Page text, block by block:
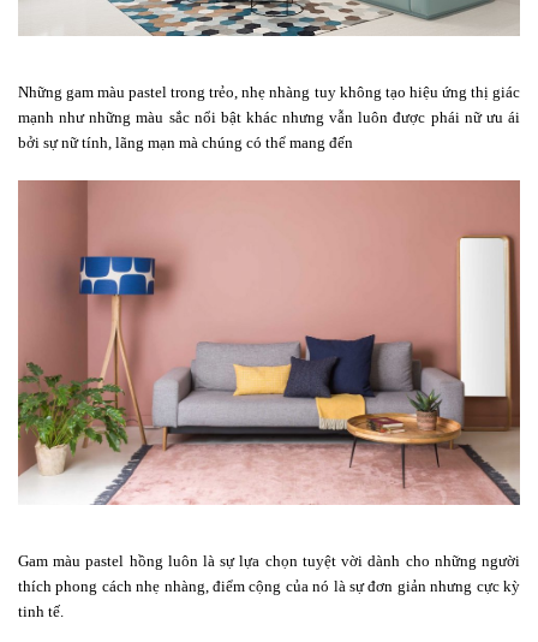
Những gam màu pastel trong trẻo, nhẹ nhàng tuy không tạo hiệu ứng thị giác
mạnh như những màu sắc nổi bật khác nhưng vẫn luôn được phái nữ ưu ái
bởi sự nữ tính, lãng mạn mà chúng có thể mang đến
Gam màu pastel hồng luôn là sự lựa chọn tuyệt vời dành cho những người
thích phong cách nhẹ nhàng, điểm cộng của nó là sự đơn giản nhưng cực kỳ
tinh tế.